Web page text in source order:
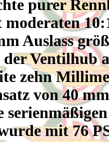
purer
Auslass
der Ventilhub
zehn
von 40
mit 76